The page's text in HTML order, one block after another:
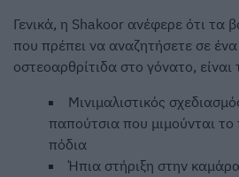
Γενικά, η Shakoor ανέφερε ότι τα
που πρέπει να αναζητήσετε σε
οστεοαρθρίτιδα στο γόνατο, είναι
Μινιμαλιστικός
παπούτσια που μιμούνται
πόδια
Ήπια στήριξη στην